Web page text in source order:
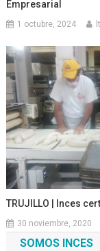
Empresarial
1 octubre, 2024
TRUJILLO | Inces
30 noviembre, 2020
SOMOS INCES